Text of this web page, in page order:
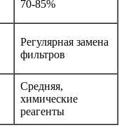
70-85%
Регулярная замена
фильтров
Средняя,
химические
реагенты